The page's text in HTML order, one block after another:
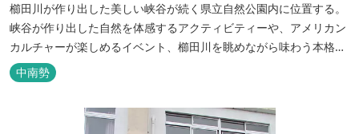
櫛田川が作り出した美しい峡谷が続く県立自然公園内に位置する。
峡谷が作り出した自然を体感するアクティビティーや、アメリカン
カルチャーが楽しめるイベント、櫛田川を眺めながら味わう本格的
なアメリカンＢＢＱを体験することができる。 松阪の観光情報は、
松阪観光インフォメーションサイト ワクワ...
中南勢